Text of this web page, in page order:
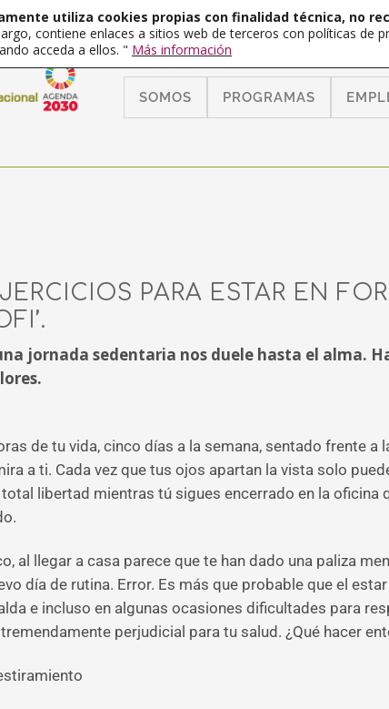
SOMOS PROGRAMAS
PARA ESTAR EN
jornada sedentaria nos duele hasta el alma.
de tu vida, cinco días a la semana, sentado frente
a ti. Cada vez que tus ojos apartan la vista solo
libertad mientras tú sigues encerrado en la oficina
al llegar a casa parece que te han dado una paliza
día de rutina. Error. Es más que probable que el
e incluso en algunas ocasiones dificultades para
perjudicial para tu salud. ¿Qué hacer
utiliza cookies propias con finalidad técnica, no
contiene enlaces a sitios web de terceros con políticas de
acceda a ellos. " Más información